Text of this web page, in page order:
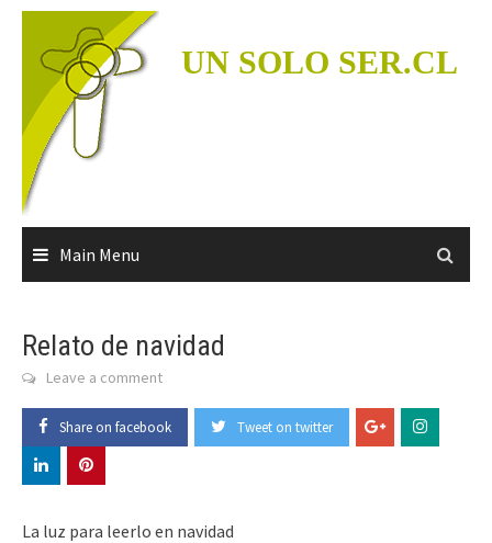
Skip
content
UN SOLO SER.CL
Main Menu
Relato de navidad
Leave a comment
Share on facebook Tweet on twitter
La luz para leerlo en navidad